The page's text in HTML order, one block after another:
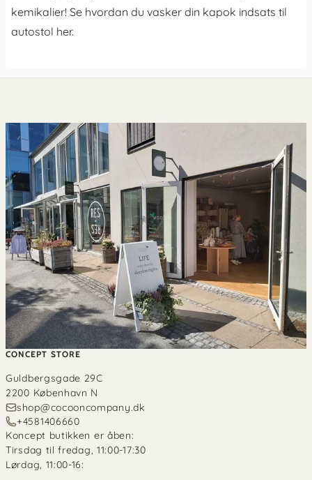
kemikalier! Se hvordan du vasker din kapok indsats til
autostol her.
CONCEPT STORE
Guldbergsgade 29C
2200 København N
shop@cocooncompany.dk
+4581406660
Koncept butikken er åben:
Tirsdag til fredag, 11:00-17:30
Lørdag, 11:00-16: